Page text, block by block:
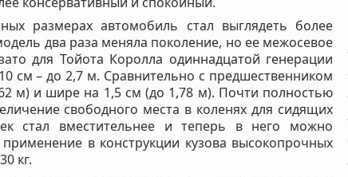
размерах автомобиль стал выглядеть более
два раза меняла поколение, но ее межосевое
для Тойота Королла одиннадцатой генерации
см – до 2,7 м. Сравнительно с предшественником
м) и шире на 1,5 см (до 1,78 м). Почти полностью
свободного места в коленях для сидящих
стал вместительнее и теперь в него можно
в конструкции кузова высокопрочных
кг.